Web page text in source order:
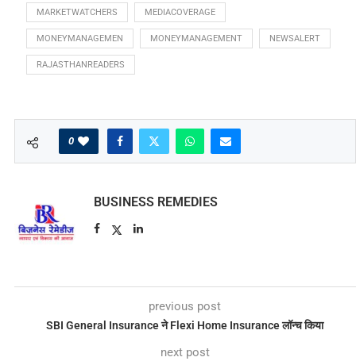
MARKETWATCHERS MEDIACOVERAGE
MONEYMANAGEMEN MONEYMANAGEMENT NEWSALERT
RAJASTHANREADERS
0
BUSINESS REMEDIES
previous post
SBI General Insurance ने Flexi Home Insurance लॉन्च किया
next post